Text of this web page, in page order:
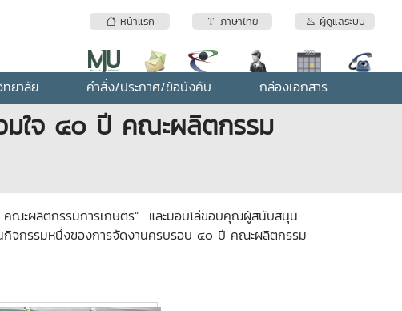
หน้าแรก ภาษาไทย ผู้ดูแลระบบ
ยาลัย คำสั่ง/ประกาศ/ข้อบังคับ กล่องเอกสาร
มใจ ๔๐ ปี คณะผลิตกรรม
ณะผลิตกรรมการเกษตร” และมอบโล่ขอบคุณผู้สนับสนุน
กิจกรรมหนึ่งของการจัดงานครบรอบ ๔๐ ปี คณะผลิตกรรม